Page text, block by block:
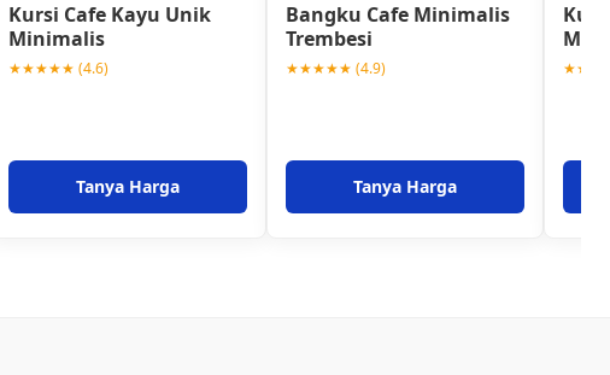
Kursi Cafe Kayu Unik
Minimalis
★★★★★ (4.6)
Tanya Harga
Bangku Cafe Minimalis
Trembesi
★★★★★ (4.9)
Tanya Harga